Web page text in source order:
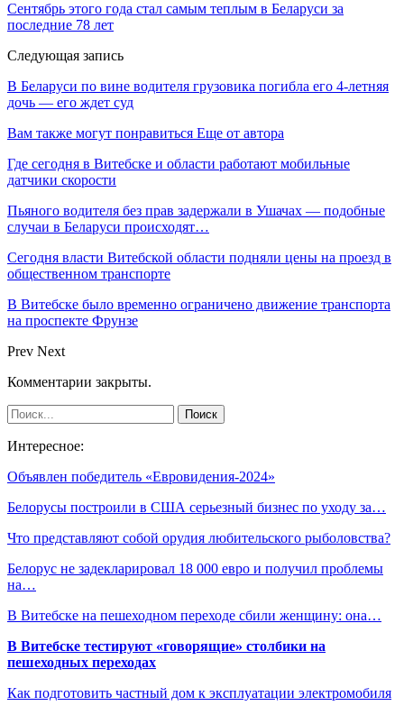
Сентябрь этого года стал самым теплым в Беларуси за
последние 78 лет
Следующая запись
В Беларуси по вине водителя грузовика погибла его 4-летняя
дочь — его ждет суд
Вам также могут понравиться Еще от автора
Где сегодня в Витебске и области работают мобильные
датчики скорости
Пьяного водителя без прав задержали в Ушачах — подобные
случаи в Беларуси происходят…
Сегодня власти Витебской области подняли цены на проезд в
общественном транспорте
В Витебске было временно ограничено движение транспорта
на проспекте Фрунзе
Prev Next
Комментарии закрыты.
Интересное:
Объявлен победитель «Евровидения-2024»
Белорусы построили в США серьезный бизнес по уходу за…
Что представляют собой орудия любительского рыболовства?
Белорус не задекларировал 18 000 евро и получил проблемы
на…
В Витебске на пешеходном переходе сбили женщину: она…
В Витебске тестируют «говорящие» столбики на
пешеходных переходах
Как подготовить частный дом к эксплуатации электромобиля